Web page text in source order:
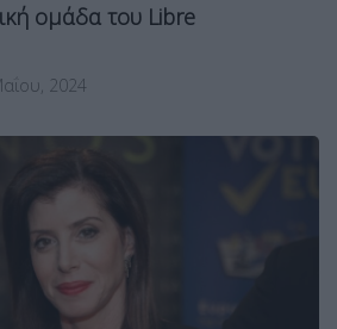
ομάδα του Libre
2024